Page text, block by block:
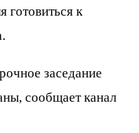
готовиться к
заседание
сообщает канал